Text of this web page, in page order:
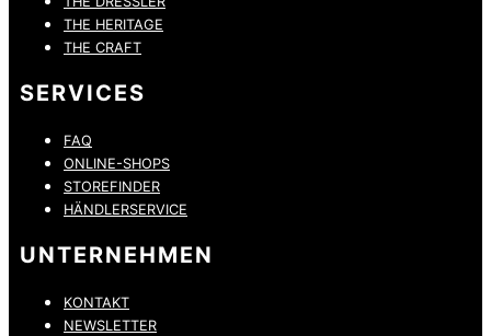
THE HERITAGE
THE CRAFT
SERVICES
FAQ
ONLINE-SHOPS
STOREFINDER
HÄNDLERSERVICE
UNTERNEHMEN
KONTAKT
NEWSLETTER